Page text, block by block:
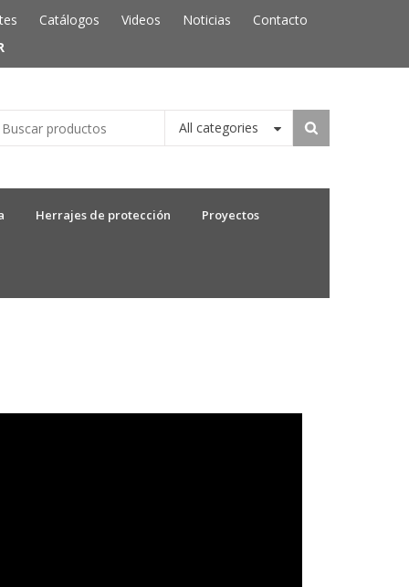
Catálogos Videos Noticias
Contacto
All categories
Herrajes de protección Proyectos